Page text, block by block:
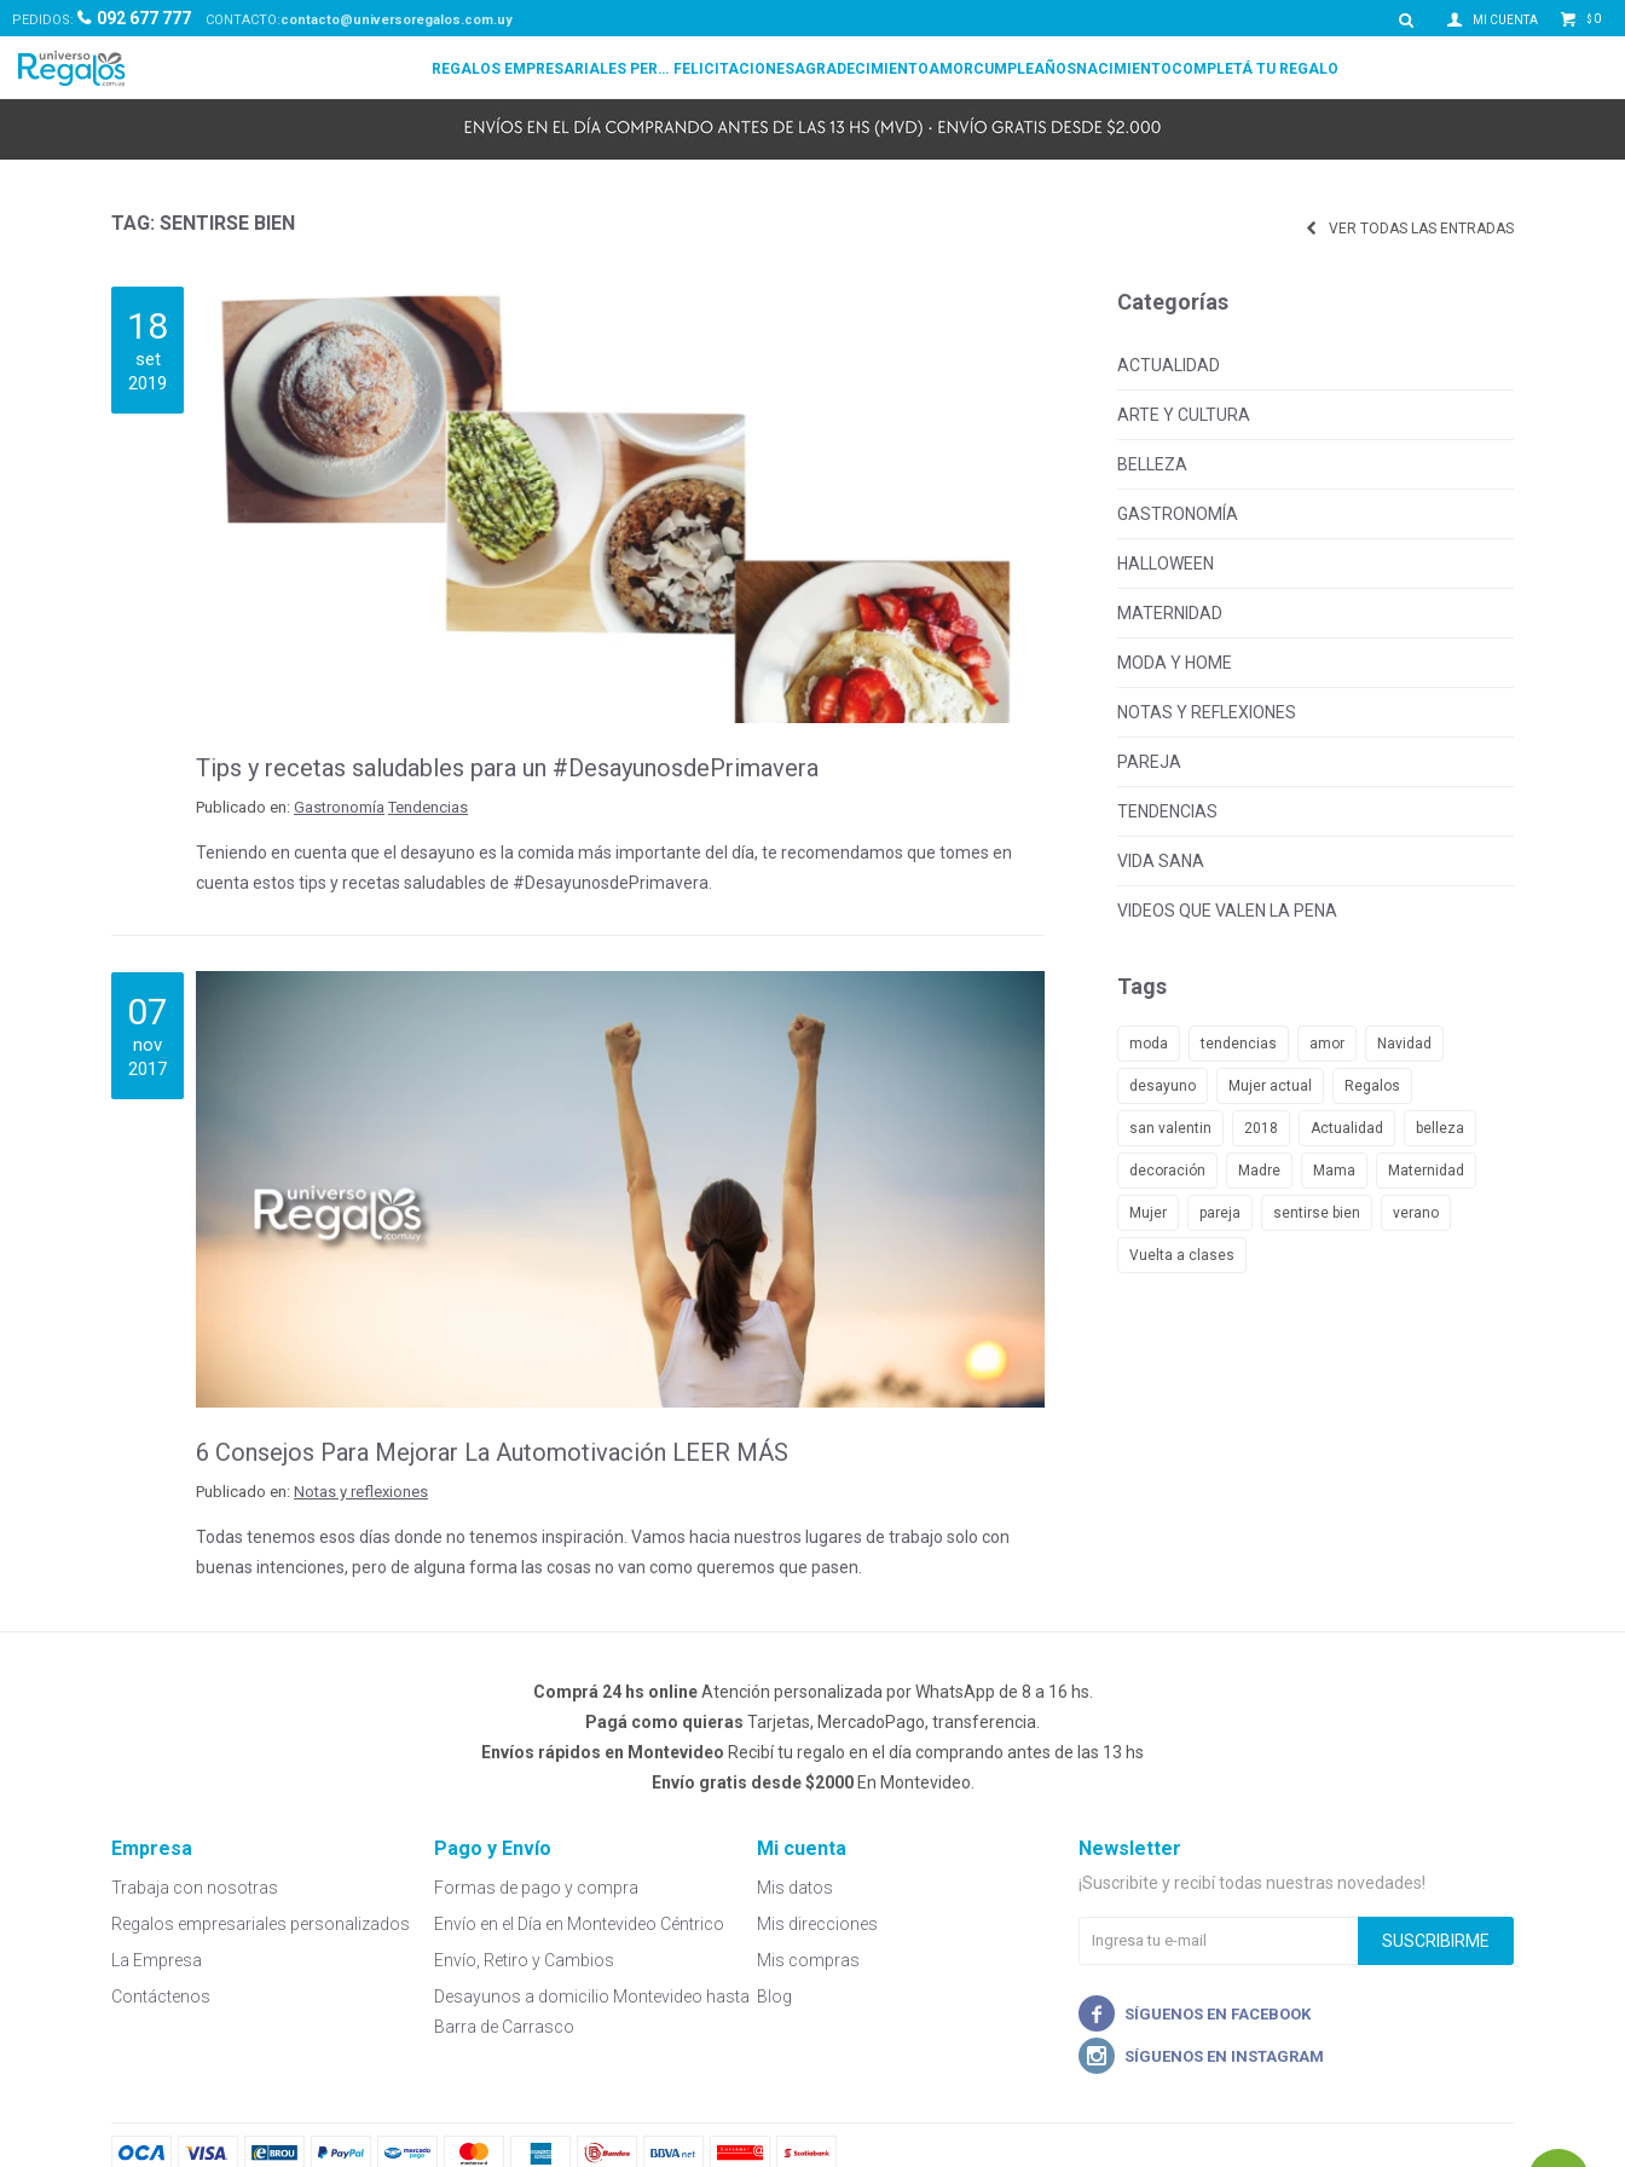
REGALOS EMPRESARIALES PERSONALIZADOS FELICITACIONESAGRADECIMIENTOAMORCUMPLEAÑOSNACIMIENTOCOMPLETÁ TU REGALO
$ 0
PEDIDOS: 092 677 777 contacto@universoregalos.com.uy
TAG: SENTIRSE BIEN VER TODAS LAS ENTRADAS
Tips y recetas saludables para un #DesayunosdePrimavera
18
set
2019
Publicado en: Gastronomía Tendencias
Teniendo en cuenta que el desayuno es la comida más importante del día, te recomendamos que tomes en
cuenta estos tips y recetas saludables de #DesayunosdePrimavera.
6 Consejos Para Mejorar La Automotivación LEER MÁS
07
nov
2017
Publicado en: Notas y reflexiones
Todas tenemos esos días donde no tenemos inspiración. Vamos hacia nuestros lugares de trabajo solo con
buenas intenciones, pero de alguna forma las cosas no van como queremos que pasen.
Categorías
ACTUALIDAD
ARTE Y CULTURA
BELLEZA
GASTRONOMÍA
HALLOWEEN
MATERNIDAD
MODA Y HOME
NOTAS Y REFLEXIONES
PAREJA
TENDENCIAS
VIDA SANA
VIDEOS QUE VALEN LA PENA
Tags
moda tendencias amor Navidad
desayuno Mujer actual Regalos
san valentin 2018 Actualidad belleza
decoración Madre Mama Maternidad
Mujer pareja sentirse bien verano
Vuelta a clases
Comprá 24 hs onlineAtención personalizada por WhatsApp de 8 a 16 hs.
Pagá como quieras Tarjetas, MercadoPago, transferencia.
Envíos rápidos en Montevideo Recibí tu regalo en el día comprando antes de las 13 hs
Envío gratis desde $2000En Montevideo.
Empresa
Trabaja con nosotras
Regalos empresariales personalizados
La Empresa
Contáctenos
Pago y Envío
Formas de pago y compra
Envío en el Día en Montevideo Céntrico
Envío, Retiro y Cambios
Desayunos a domicilio Montevideo hasta
Barra de Carrasco
Mi cuenta
Mis datos
Mis direcciones
Mis compras
Blog
Newsletter
¡Suscribite y recibí todas nuestras novedades!
SUSCRIBIRME

